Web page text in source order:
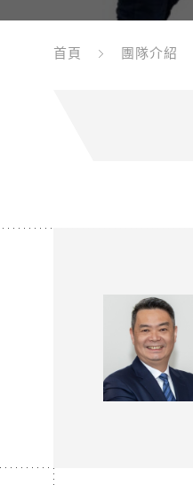
首頁 團隊介紹